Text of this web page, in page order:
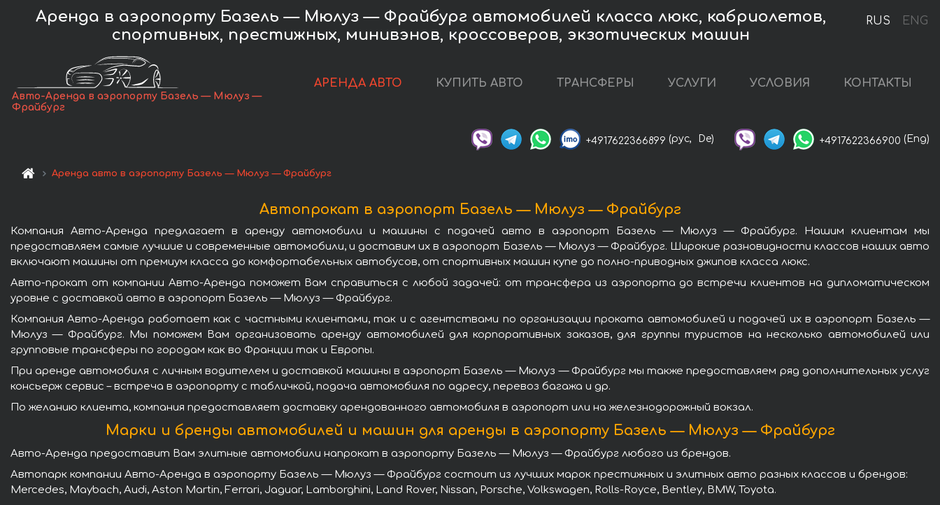
RUS ENG
Аренда в аэропорту Базель — Мюлуз — Фрайбург автомобилей класса люкс, кабриолетов,
спортивных, престижных, минивэнов, кроссоверов, экзотических машин
Авто-Аренда в аэропорту Базель — Мюлуз —
Фрайбург
АРЕНДА АВТО КУПИТЬ АВТО ТРАНСФЕРЫ УСЛУГИ УСЛОВИЯ КОНТАКТЫ
+4917622366899 (рус, De) +4917622366900 (Eng)
Аренда авто в аэропорту Базель — Мюлуз — Фрайбург
Автопрокат в аэропорт Базель — Мюлуз — Фрайбург
Компания Авто-Аренда предлагает в аренду автомобили и машины с подачей авто в аэропорт Базель — Мюлуз — Фрайбург. Нашим клиентам мы
предоставляем самые лучшие и современные автомобили, и доставим их в аэропорт Базель — Мюлуз — Фрайбург. Широкие разновидности классов наших авто
включают машины от премиум класса до комфортабельных автобусов, от спортивных машин купе до полно-приводных джипов класса люкс.
Авто-прокат от компании Авто-Аренда поможет Вам справиться с любой задачей: от трансфера из аэропорта до встречи клиентов на дипломатическом
уровне с доставкой авто в аэропорт Базель — Мюлуз — Фрайбург.
Компания Авто-Аренда работает как с частными клиентами, так и с агентствами по организации проката автомобилей и подачей их в аэропорт Базель —
Мюлуз — Фрайбург. Мы поможем Вам организовать аренду автомобилей для корпоративных заказов, для группы туристов на несколько автомобилей или
групповые трансферы по городам как во Франции так и Европы.
При аренде автомобиля с личным водителем и доставкой машины в аэропорт Базель — Мюлуз — Фрайбург мы также предоставляем ряд дополнительных услуг
консьерж сервис – встреча в аэропорту с табличкой, подача автомобиля по адресу, перевоз багажа и др.
По желанию клиента, компания предоставляет доставку арендованного автомобиля в аэропорт или на железнодорожный вокзал.
Марки и бренды автомобилей и машин для аренды в аэропорту Базель — Мюлуз — Фрайбург
Авто-Аренда предоставит Вам элитные автомобили напрокат в аэропорту Базель — Мюлуз — Фрайбург любого из брендов.
Автопарк компании Авто-Аренда в аэропорту Базель — Мюлуз — Фрайбург состоит из лучших марок престижных и элитных авто разных классов и брендов:
Mercedes, Maybach, Audi, Aston Martin, Ferrari, Jaguar, Lamborghini, Land Rover, Nissan, Porsche, Volkswagen, Rolls-Royce, Bentley, BMW, Toyota.